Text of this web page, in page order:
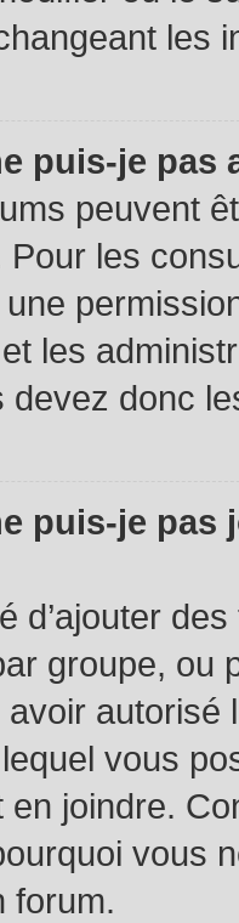
les
puis-je pas
peuvent
Pour les
les
devez donc
puis-je pas
d’ajouter
groupe, ou
autorisé
vous
en joindre.
vous
forum.